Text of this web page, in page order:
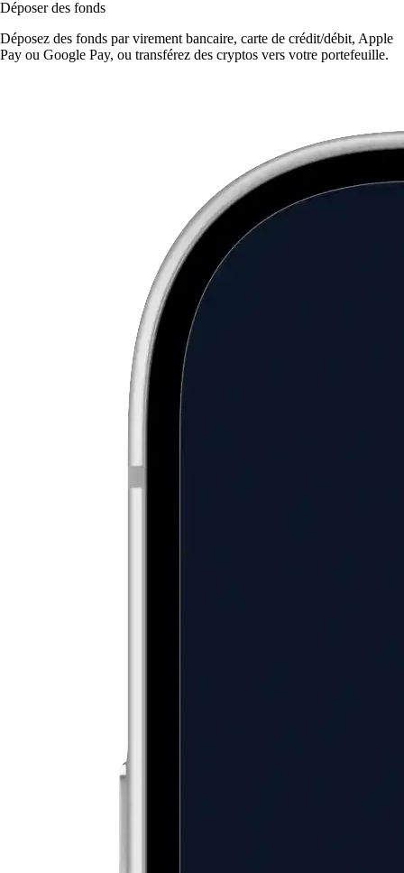
Déposer des fonds
Déposez des fonds par virement bancaire, carte de crédit/débit, Apple
Pay ou Google Pay, ou transférez des cryptos vers votre portefeuille.